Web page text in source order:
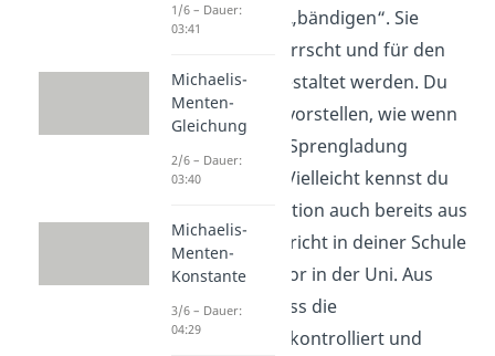
Energiemenge zu „bändigen“. Sie
könnte nicht beherrscht und für den
Körper nutzbar gestaltet werden. Du
kannst dir das so vorstellen, wie wenn
in den Zellen eine Sprengladung
gezündet würde. Vielleicht kennst du
diese heftige Reaktion auch bereits aus
dem Chemieunterricht in deiner Schule
oder aus dem Labor in der Uni. Aus
diesem Grund muss die
Reaktionsenergie kontrolliert und
1/6 – Dauer:
03:41
Michaelis-
Menten-
Gleichung
2/6 – Dauer:
03:40
Michaelis-
Menten-
Konstante
3/6 – Dauer:
04:29